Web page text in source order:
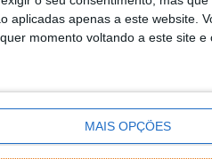
aplicadas apenas a este website.
momento voltando a este site
MAIS OPÇÕES